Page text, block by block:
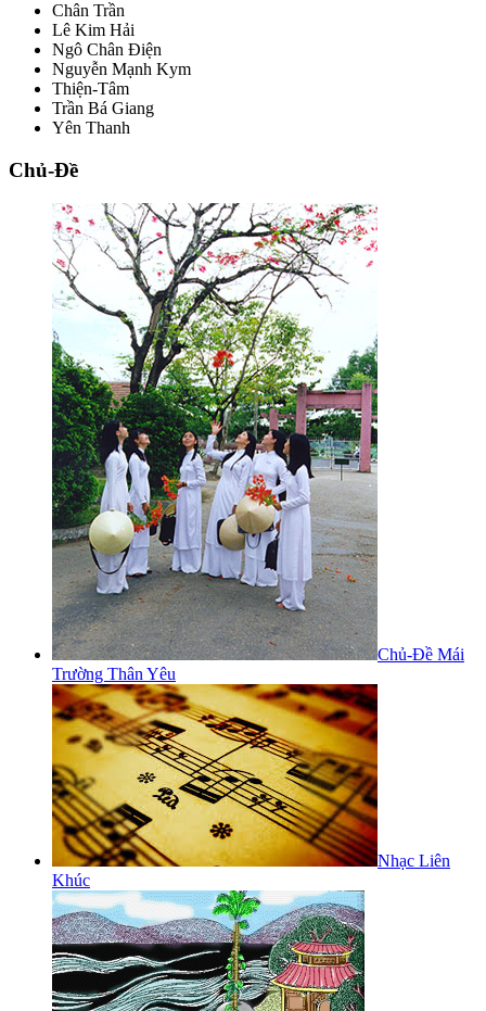
Chân Trần
Lê Kim Hải
Ngô Chân Điện
Nguyễn Mạnh Kym
Thiện-Tâm
Trần Bá Giang
Yên Thanh
Chủ-Đề
Chủ-Đề Mái
Trường Thân Yêu
Nhạc Liên
Khúc